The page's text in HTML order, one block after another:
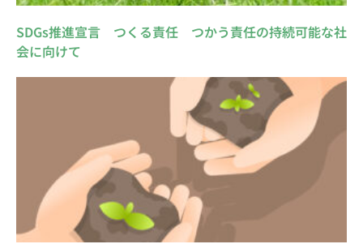
SDGs推進宣言 つくる責任 つかう責任の持続可能な社
会に向けて